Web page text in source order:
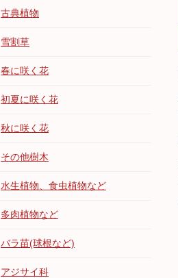
古典植物
雪割草
春に咲く花
初夏に咲く花
秋に咲く花
その他樹木
水生植物、食虫植物など
多肉植物など
バラ苗(球根など)
アジサイ科